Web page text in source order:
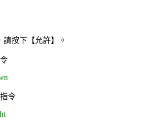
按下【允許】。
令